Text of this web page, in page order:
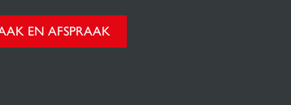
EN AFSPRAAK